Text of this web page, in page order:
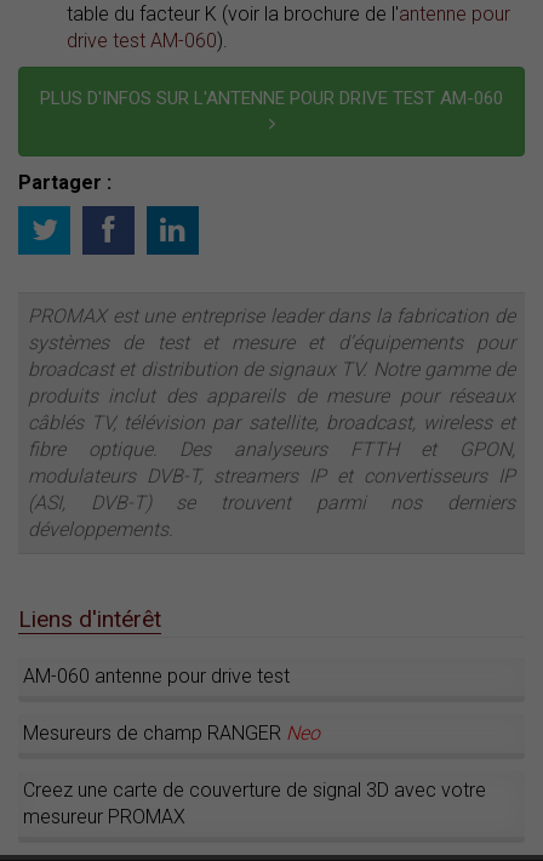
table du facteur K (voir la brochure de l'antenne pour
drive test AM-060).
PLUS D'INFOS SUR L'ANTENNE POUR DRIVE TEST AM-060
Partager :
PROMAX est une entreprise leader dans la fabrication de
systèmes de test et mesure et d’équipements pour
broadcast et distribution de signaux TV. Notre gamme de
produits inclut des appareils de mesure pour réseaux
câblés TV, télévision par satellite, broadcast, wireless et
fibre optique. Des analyseurs FTTH et GPON,
modulateurs DVB-T, streamers IP et convertisseurs IP
(ASI, DVB-T) se trouvent parmi nos derniers
développements.
Liens d'intérêt
AM-060 antenne pour drive test
Mesureurs de champ RANGER Neo
Creez une carte de couverture de signal 3D avec votre
mesureur PROMAX